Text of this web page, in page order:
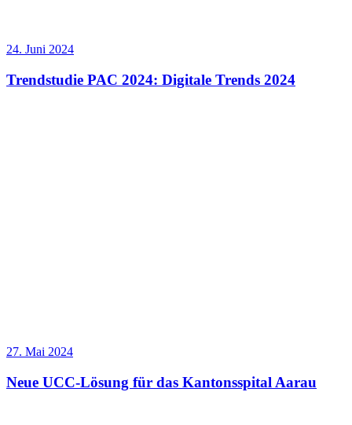
24. Juni 2024
Trendstudie PAC 2024: Digitale Trends 2024
27. Mai 2024
Neue UCC-Lösung für das Kantonsspital Aarau